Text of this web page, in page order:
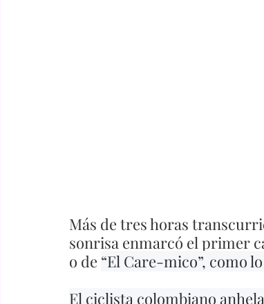
Más de tres horas
sonrisa enmarcó el primer
o de “El Care-mico”, como
El ciclista colombiano